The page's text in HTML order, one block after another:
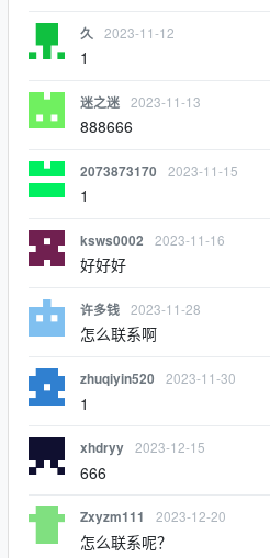
久 2023-11-12
1
迷之迷 2023-11-13
888666
2073873170 2023-11-15
1
ksws0002 2023-11-16
好好好
许多钱 2023-11-28
怎么联系啊
zhuqiyin520 2023-11-30
1
xhdryy 2023-12-15
666
Zxyzm111 2023-12-20
怎么联系呢？